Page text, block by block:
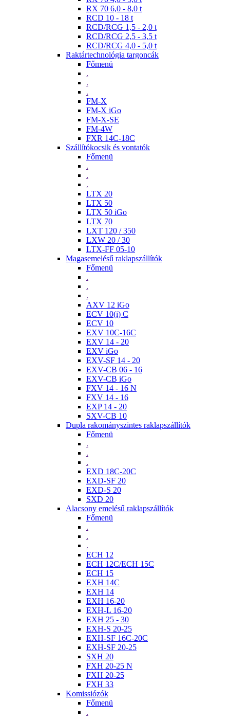
RX 70 6,0 - 8,0 t
RCD 10 - 18 t
RCD/RCG 1,5 - 2,0 t
RCD/RCG 2,5 - 3,5 t
RCD/RCG 4,0 - 5,0 t
Raktártechnológia targoncák
Főmenü
.
.
.
FM-X
FM-X iGo
FM-X-SE
FM-4W
FXR 14C-18C
Szállítókocsik és vontatók
Főmenü
.
.
.
LTX 20
LTX 50
LTX 50 iGo
LTX 70
LXT 120 / 350
LXW 20 / 30
LTX-FF 05-10
Magasemelésű raklapszállítók
Főmenü
.
.
.
AXV 12 iGo
ECV 10(i) C
ECV 10
EXV 10C-16C
EXV 14 - 20
EXV iGo
EXV-SF 14 - 20
EXV-CB 06 - 16
EXV-CB iGo
FXV 14 - 16 N
FXV 14 - 16
EXP 14 - 20
SXV-CB 10
Dupla rakományszintes raklapszállítók
Főmenü
.
.
.
EXD 18C-20C
EXD-SF 20
EXD-S 20
SXD 20
Alacsony emelésű raklapszállítók
Főmenü
.
.
.
ECH 12
ECH 12C/ECH 15C
ECH 15
EXH 14C
EXH 14
EXH 16-20
EXH-L 16-20
EXH 25 - 30
EXH-S 20-25
EXH-SF 16C-20C
EXH-SF 20-25
SXH 20
FXH 20-25 N
FXH 20-25
FXH 33
Komissiózók
Főmenü
.